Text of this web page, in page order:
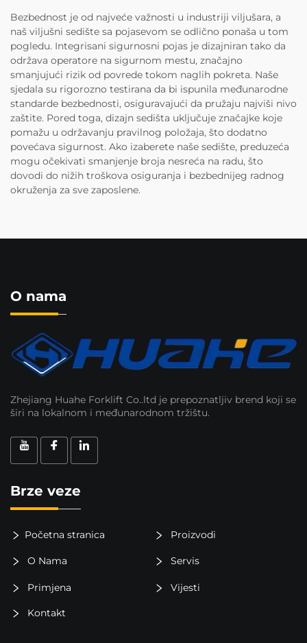
Bezbednost je od najveće važnosti u industriji viljušara, a
naš viljušni sedište sa pojasevom se odlično ponaša u tom
pogledu. Integrisani sigurnosni pojas je dizajniran tako da
održava operatore na sigurnom mestu, značajno
smanjujući rizik od povrede tokom naglih pokreta. Naše
sjedala su rigorozno testirana da bi ispunila međunarodne
standarde bezbednosti, osiguravajući da pružaju najviši nivo
zaštite. Pored toga, dizajn sedišta uključuje značajke koje
pomažu u održavanju pravilnog položaja, što dodatno
povećava sigurnost. Ako izaberete naše sedište, preduzeća
mogu očekivati smanjenje broja nesreća na radu, što
dovodi do nižih troškova osiguranja i bezbednijeg radnog
okruženja za sve zaposlene.
O nama
Zhejiang Huahe Forklift Co..ltd je prepoznatljiv brend koji se
širi na lokalnom i međunarodnom tržištu.
Brze veze
Početna stranica Proizvodi
O Nama Servis
Primjena Vijesti
Kontakt